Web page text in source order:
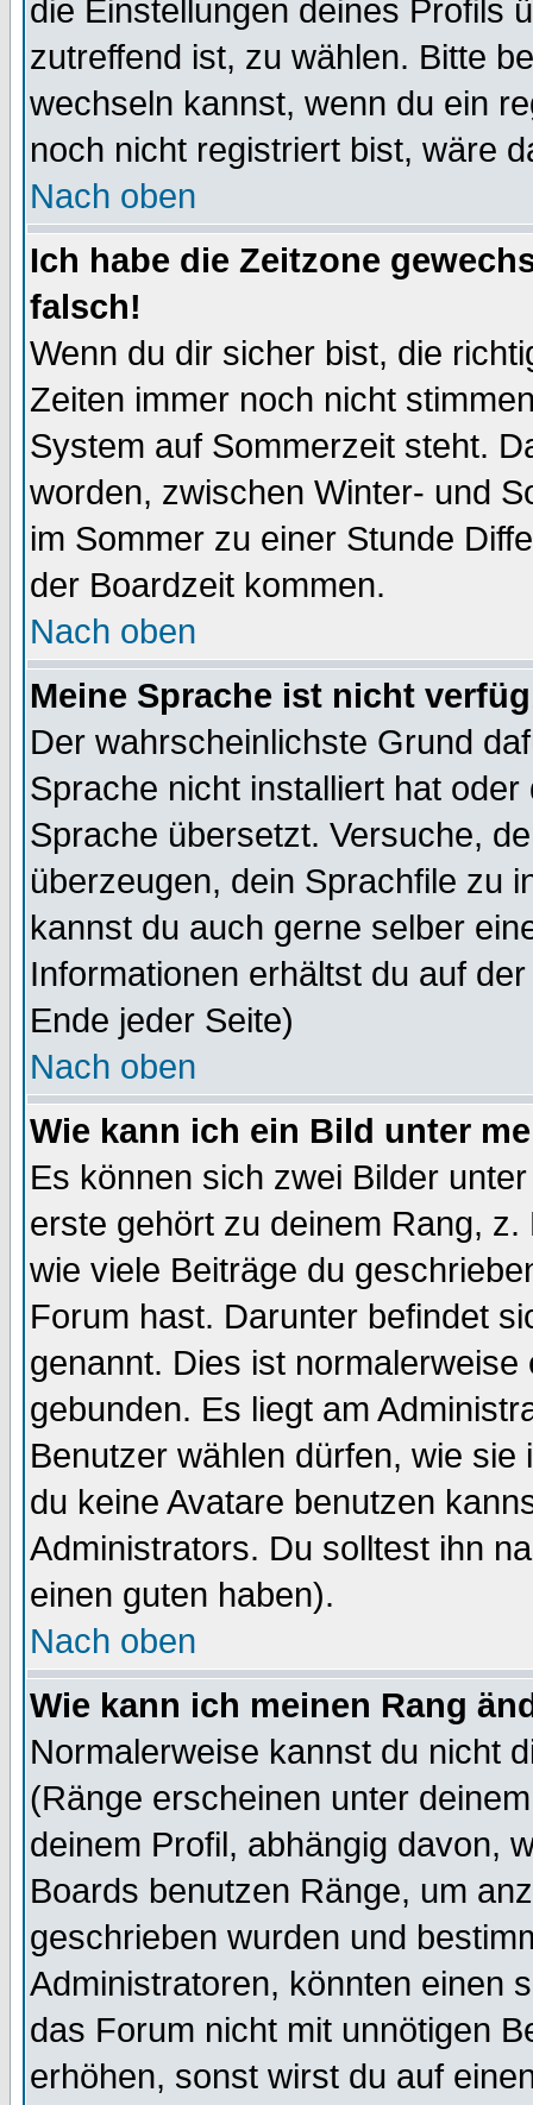
die Einstellungen deines Profils
zutreffend ist, zu wählen. Bitte
wechseln kannst, wenn du ein
noch nicht registriert bist, wäre
Nach oben
Ich habe die Zeitzone
falsch!
Wenn du dir sicher bist, die
Zeiten immer noch nicht
System auf Sommerzeit steht.
worden, zwischen Winter- und
im Sommer zu einer Stunde
der Boardzeit kommen.
Nach oben
Meine Sprache ist nicht
Der wahrscheinlichste Grund
Sprache nicht installiert hat
Sprache übersetzt. Versuche,
überzeugen, dein Sprachfile zu
kannst du auch gerne selber
Informationen erhältst du auf
Ende jeder Seite)
Nach oben
Wie kann ich ein Bild unter
Es können sich zwei Bilder
erste gehört zu deinem Rang,
wie viele Beiträge du
Forum hast. Darunter befindet
genannt. Dies ist
gebunden. Es liegt am
Benutzer wählen dürfen, wie
du keine Avatare benutzen
Administrators. Du solltest ihn
einen guten haben).
Nach oben
Wie kann ich meinen Rang
Normalerweise kannst du nicht
(Ränge erscheinen unter
deinem Profil, abhängig davon,
Boards benutzen Ränge, um
geschrieben wurden und
Administratoren, könnten einen
das Forum nicht mit unnötigen
erhöhen, sonst wirst du auf